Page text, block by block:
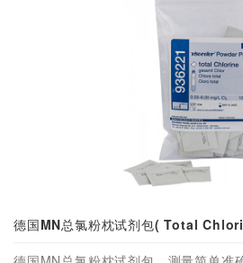
德国MN总氯粉枕试剂包( Total